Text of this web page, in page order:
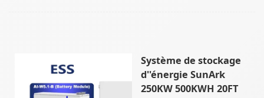
Système de stockage
d''énergie SunArk
250KW 500KWH 20FT